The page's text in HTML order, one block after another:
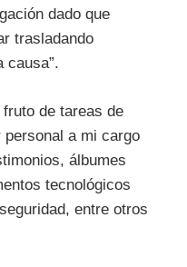
dado que
trasladando
causa”.
de tareas de
a mi cargo
álbumes
tecnológicos
entre otros